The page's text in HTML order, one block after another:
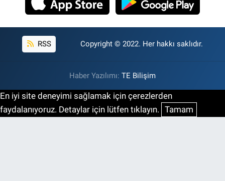
RSS Copyright © 2022. Her hakkı saklıdır.
Haber Yazılımı: TE Bilişim
En iyi site deneyimi sağlamak için çerezlerden
faydalanıyoruz. Detaylar için lütfen tıklayın. Tamam